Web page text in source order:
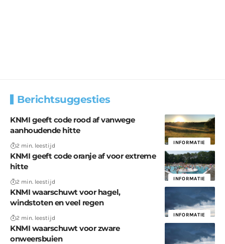
Berichtsuggesties
INFORMATIE
KNMI geeft code rood af vanwege
aanhoudende hitte
2 min. leestijd
INFORMATIE
KNMI geeft code oranje af voor extreme
hitte
2 min. leestijd
INFORMATIE
KNMI waarschuwt voor hagel,
windstoten en veel regen
2 min. leestijd
KNMI waarschuwt voor zware
onweersbuien